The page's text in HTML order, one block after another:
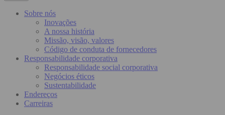
Sobre nós
Inovações
A nossa história
Missão, visão, valores
Código de conduta de fornecedores
Responsabilidade corporativa
Responsabilidade social corporativa
Negócios éticos
Sustentabilidade
Endereços
Carreiras